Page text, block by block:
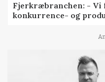
Fjerkræbranchen: - Vi
konkurrence- og